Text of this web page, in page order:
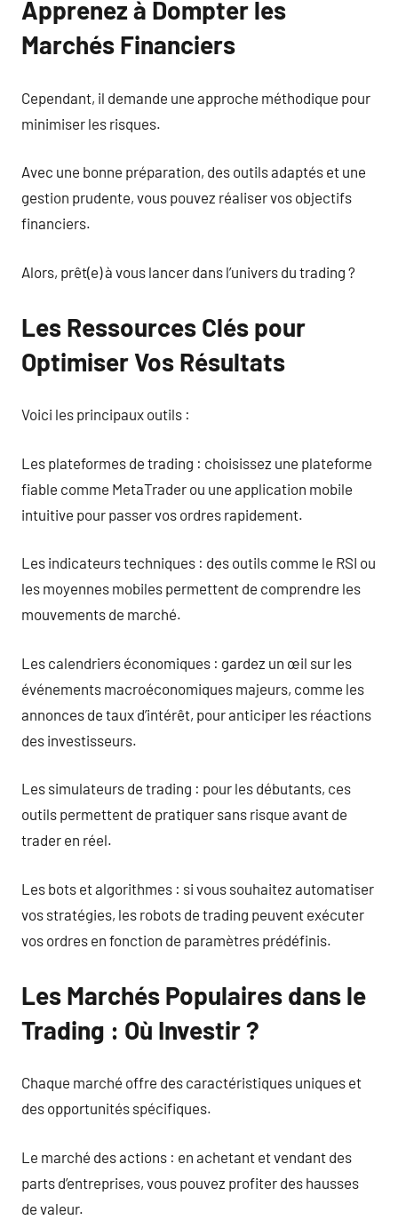
Apprenez à Dompter les
Marchés Financiers
Cependant, il demande une approche méthodique pour
minimiser les risques.
Avec une bonne préparation, des outils adaptés et une
gestion prudente, vous pouvez réaliser vos objectifs
financiers.
Alors, prêt(e) à vous lancer dans l’univers du trading ?
Les Ressources Clés pour
Optimiser Vos Résultats
Voici les principaux outils :
Les plateformes de trading : choisissez une plateforme
fiable comme MetaTrader ou une application mobile
intuitive pour passer vos ordres rapidement.
Les indicateurs techniques : des outils comme le RSI ou
les moyennes mobiles permettent de comprendre les
mouvements de marché.
Les calendriers économiques : gardez un œil sur les
événements macroéconomiques majeurs, comme les
annonces de taux d’intérêt, pour anticiper les réactions
des investisseurs.
Les simulateurs de trading : pour les débutants, ces
outils permettent de pratiquer sans risque avant de
trader en réel.
Les bots et algorithmes : si vous souhaitez automatiser
vos stratégies, les robots de trading peuvent exécuter
vos ordres en fonction de paramètres prédéfinis.
Les Marchés Populaires dans le
Trading : Où Investir ?
Chaque marché offre des caractéristiques uniques et
des opportunités spécifiques.
Le marché des actions : en achetant et vendant des
parts d’entreprises, vous pouvez profiter des hausses
de valeur.